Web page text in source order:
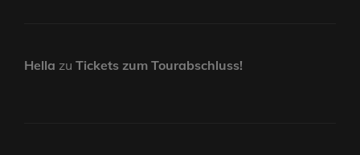
Hella zu Tickets zum Tourabschluss!